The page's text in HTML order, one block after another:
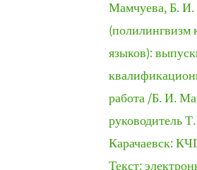
Мамчуева, Б. И.
(полилингвизм
языков):
работа /Б. И.
руководитель
Карачаевск:
Текст: